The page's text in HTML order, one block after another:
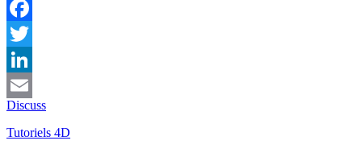
Facebook
Twitter
LinkedIn
Email
Discuss
Tutoriels 4D